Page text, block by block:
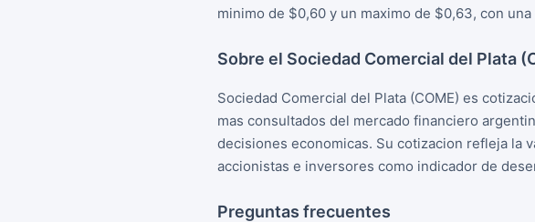
minimo de $0,60 y un maximo de $0,63, con
Sobre el Sociedad Comercial del Plata
Sociedad Comercial del Plata (COME) es
mas consultados del mercado financiero
decisiones economicas. Su cotizacion refleja la
accionistas e inversores como indicador de
Preguntas frecuentes